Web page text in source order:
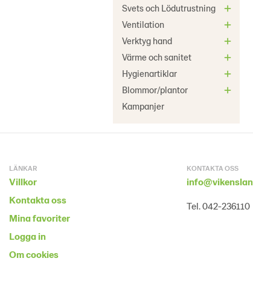
Svets och Lödutrustning
Ventilation
Verktyg hand
Värme och sanitet
Hygienartiklar
Blommor/plantor
Kampanjer
LÄNKAR
Villkor
Kontakta oss
Mina favoriter
Logga in
Om cookies
KONTAKTA OSS
Tel. 042-236110